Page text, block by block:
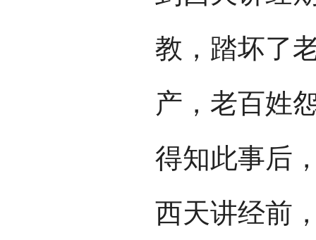
教，踏坏了
产，老百姓
得知此事后
西天讲经前